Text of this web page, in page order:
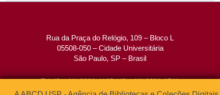
Rua da Praça do Relógio, 109 – Bloco L
05508-050 – Cidade Universitária
São Paulo, SP – Brasil
Tel: (0xx11) 3091-4195 / (0xx11) 3091-1541
Fax: (0xx11) 3091-1567